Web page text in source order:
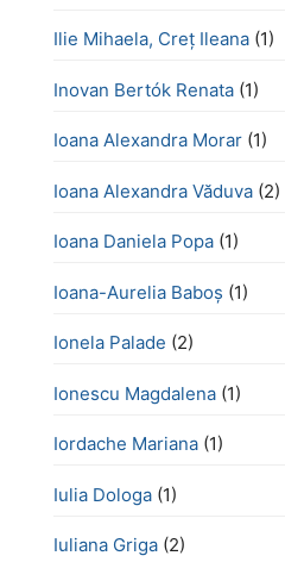
Ilie Mihaela, Creț Ileana (1)
Inovan Bertók Renata (1)
Ioana Alexandra Morar (1)
Ioana Alexandra Văduva (2)
Ioana Daniela Popa (1)
Ioana-Aurelia Baboș (1)
Ionela Palade (2)
Ionescu Magdalena (1)
Iordache Mariana (1)
Iulia Dologa (1)
Iuliana Griga (2)